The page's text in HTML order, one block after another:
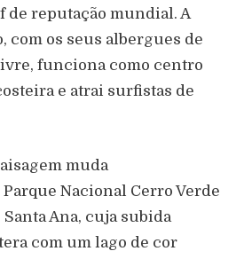
de reputação mundial. A
com os seus albergues de
funciona como centro
e atrai surfistas de
muda
Nacional Cerro Verde
Ana, cuja subida
com um lago de cor